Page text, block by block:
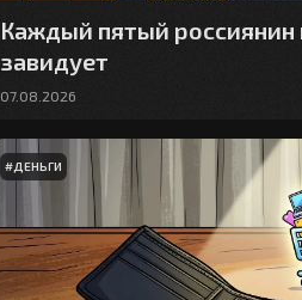
Каждый пятый россиянин
завидует
07.08.2026
#ДЕНЬГИ